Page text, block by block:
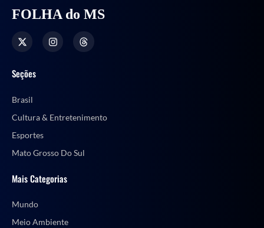
FOLHA do MS
Seções
Brasil
Cultura & Entretenimento
Esportes
Mato Grosso Do Sul
Mais Categorias
Mundo
Meio Ambiente